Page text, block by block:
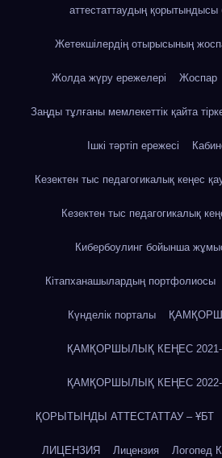
аттестаттаудың қорытындысы
Жетекшілердің отырысының
Жолда жүру ережелері Жоспар
Заңды тұлғаны мемлекеттік қайта
Ішкі тәртіп ережесі
Кезектен тыс педагогикалық кеңес
Кезектен тыс педагогикалық
Кибербоулинг бойынша
Кітапханашылардың портфолиосы
Күнделік порталы
ҚАМҚОРШЫЛЫҚ КЕҢЕС 2021-
ҚАМҚОРШЫЛЫҚ КЕҢЕС 2022-
ҚОРЫТЫНДЫ АТТЕСТАТТАУ – ҰБТ
ЛИЦЕНЗИЯ Лицензия Логопед